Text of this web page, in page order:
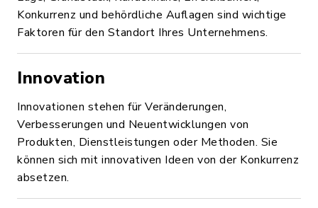
Konkurrenz und behördliche Auflagen sind wichtige
Faktoren für den Standort Ihres Unternehmens.
Innovation
Innovationen stehen für Veränderungen,
Verbesserungen und Neuentwicklungen von
Produkten, Dienstleistungen oder Methoden. Sie
können sich mit innovativen Ideen von der Konkurrenz
absetzen.